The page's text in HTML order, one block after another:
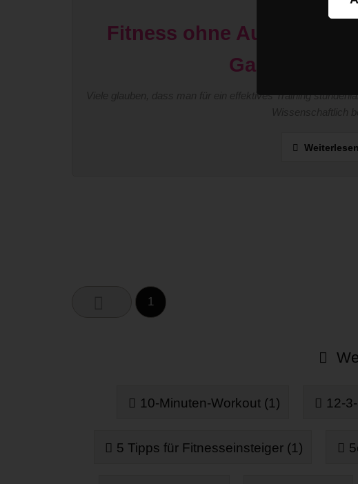
Fitness ohne Ausreden:
Ganzkörper-
training
Viele glauben, dass man für ein effektives Training
1
10-Minuten-Workout (1) 12-
5 Tipps für Fitnesseinsteiger (1)